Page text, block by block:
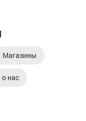
Магазины
нас